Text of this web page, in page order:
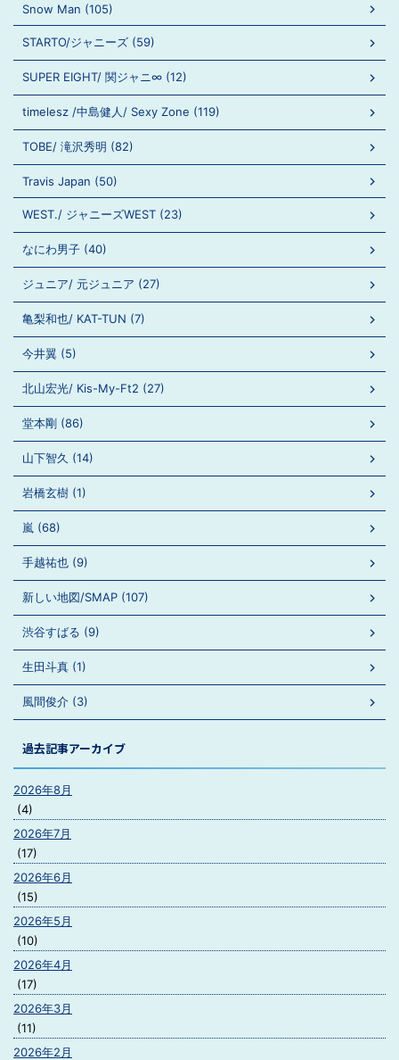
Snow Man (105)
STARTO/ジャニーズ (59)
SUPER EIGHT/ 関ジャニ∞ (12)
timelesz /中島健人/ Sexy Zone (119)
TOBE/ 滝沢秀明 (82)
Travis Japan (50)
WEST./ ジャニーズWEST (23)
なにわ男子 (40)
ジュニア/ 元ジュニア (27)
亀梨和也/ KAT-TUN (7)
今井翼 (5)
北山宏光/ Kis-My-Ft2 (27)
堂本剛 (86)
山下智久 (14)
岩橋玄樹 (1)
嵐 (68)
手越祐也 (9)
新しい地図/SMAP (107)
渋谷すばる (9)
生田斗真 (1)
風間俊介 (3)
過去記事アーカイブ
2026年8月
(4)
2026年7月
(17)
2026年6月
(15)
2026年5月
(10)
2026年4月
(17)
2026年3月
(11)
2026年2月